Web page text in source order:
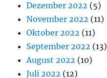
Dezember 2022 (5)
November 2022 (11)
Oktober 2022 (11)
September 2022 (13)
August 2022 (10)
Juli 2022 (12)